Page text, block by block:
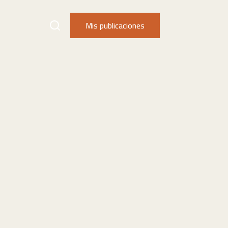
Mis publicaciones